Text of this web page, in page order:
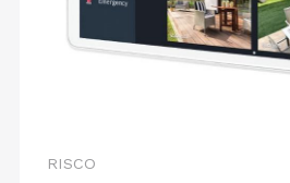
RISCO